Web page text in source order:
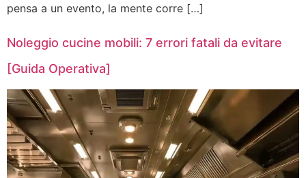
pensa a un evento, la mente corre […]
Noleggio cucine mobili: 7 errori fatali da evitare
[Guida Operativa]